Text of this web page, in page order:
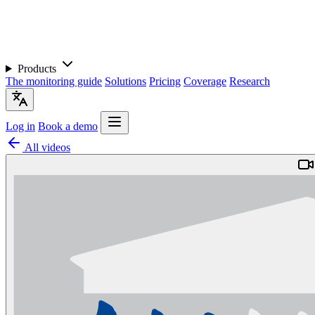
Products
The monitoring guide Solutions Pricing Coverage Research
Log in Book a demo
All videos